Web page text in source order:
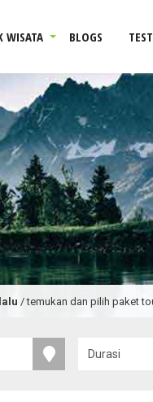
WISATA BLOGS
pilih paket tour dan promo